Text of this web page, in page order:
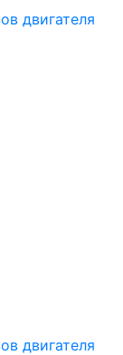
двигателя
двигателя